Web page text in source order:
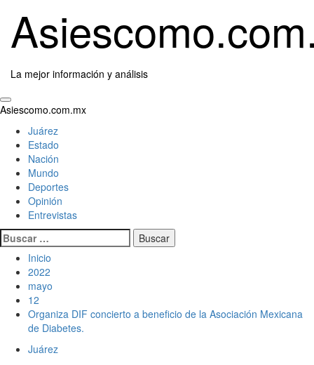
contenido
La mejor información y análisis
Menú
Asiescomo.com.mx
Juárez
Estado
Nación
Mundo
Deportes
Opinión
Entrevistas
Buscar:
Inicio
2022
mayo
12
Organiza DIF concierto a beneficio de la Asociación Mexicana
de Diabetes.
Juárez